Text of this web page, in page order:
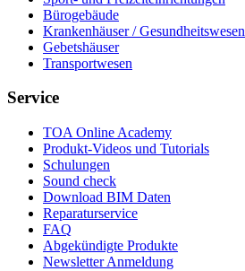
Bürogebäude
Krankenhäuser / Gesundheitswesen
Gebetshäuser
Transportwesen
Service
TOA Online Academy
Produkt-Videos und Tutorials
Schulungen
Sound check
Download BIM Daten
Reparaturservice
FAQ
Abgekündigte Produkte
Newsletter Anmeldung